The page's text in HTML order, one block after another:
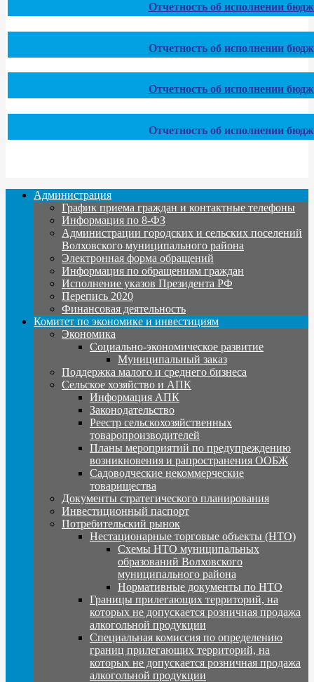
Отчетность об исполнении
Отчетность об исполнении
Отчетность об исполнении
Отчетность об исполнении
Администрация
График приема граждан и контактные телефоны
Информация по 8-ФЗ
Администрации городских и сельских поселений
Волховского муниципального района
Электронная форма обращений
Информация по обращениям граждан
Исполнение указов Президента РФ
Перепись 2020
Финансовая деятельность
Комитет по экономике и инвестициям
Экономика
Социально-экономическое развитие
Муниципальный заказ
Поддержка малого и среднего бизнеса
Сельское хозяйство и АПК
Информация АПК
Законодательство
Реестр сельскохозяйственных
товаропроизводителей
Планы мероприятий по предупреждению
возникновения и рапространения ООБЖ
Садоводческие некоммерческие
товарищества
Документы стратегического планирования
Инвестиционный паспорт
Потребительский рынок
Нестационарные торговые объекты (НТО)
Схемы НТО муниципальных
образований Волховского
муниципального района
Нормативные документы по НТО
Границы прилегающих территорий, на
которых не допускается розничная продажа
алкогольной продукции
Специальная комиссия по определению
границ прилегающих территорий, на
которых не допускается розничная продажа
алкогольной продукции